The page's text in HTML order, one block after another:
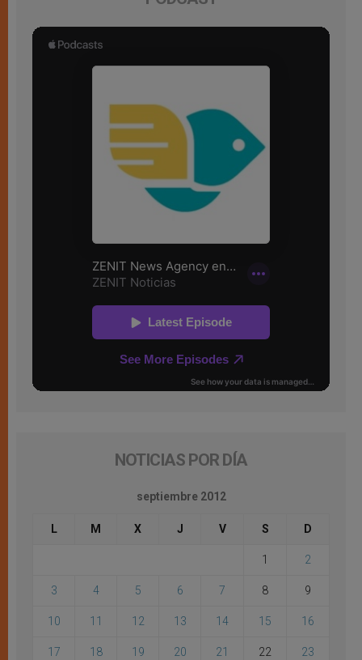
NOTICIAS POR DÍA
septiembre 2012
L M X J V S D
1 2
3 4 5 6 7 8 9
10 11 12 13 14 15 16
17 18 19 20 21 22 23